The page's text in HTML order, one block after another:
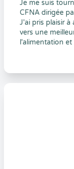
Je me suis
CFNA dirigée
J'ai pris plaisir
vers une
l'alimentation